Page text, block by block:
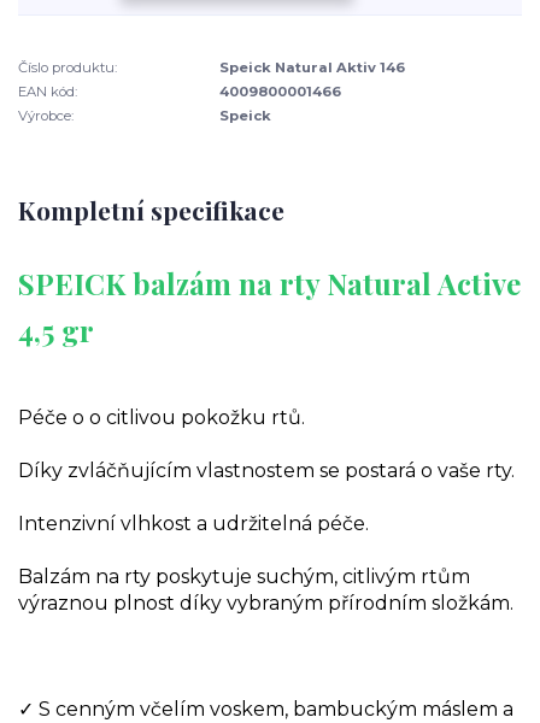
Číslo produktu:
Speick Natural Aktiv 146
EAN kód:
4009800001466
Výrobce:
Speick
Kompletní specifikace
SPEICK balzám na rty Natural Active
4,5 gr
Péče o o citlivou pokožku rtů.
Díky zvláčňujícím vlastnostem se postará o vaše rty.
Intenzivní vlhkost a udržitelná péče.
Balzám na rty poskytuje suchým, citlivým rtům
výraznou plnost díky vybraným přírodním složkám.
✓ S cenným včelím voskem, bambuckým máslem a